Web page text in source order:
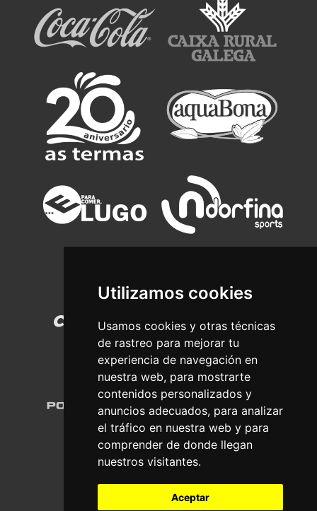
Utilizamos cookies
Usamos cookies y otras técnicas
de rastreo para mejorar tu
experiencia de navegación en
nuestra web, para mostrarte
contenidos personalizados y
anuncios adecuados, para analizar
el tráfico en nuestra web y para
comprender de donde llegan
nuestros visitantes.
Aceptar